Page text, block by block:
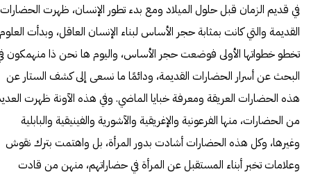
في قديم الزمان قبل حلول الميلاد ومع بدء تطور الإنسان، ظهرت الحضارات
القديمة والتي كانت بمثابة حجر الأساس لبناء الإنسان العاقل، وبدأت العلوم
تخطو خطواتها الأولى فوضعت حجر الأساس، واليوم ها نحن ذا منهمكون
البحث عن أسرار الحضارات القديمة، ودائمًا ما نسعى إلى كشف الستار عن
هذه الحضارات العريقة ومعرفة خبايا الماضي. وفي هذه الآونة ظهرت
من الحضارات، منها الفرعونية والإغريقية والآشورية والفينيقية والبابلية
وغيرها، وكل هذه الحضارات أشادت بدور المرأة، بل واهتمت بترك نقوش
وعلامات تخبر أبناء المستقبل عن المرأة في حضاراتهم، منهن من قادت